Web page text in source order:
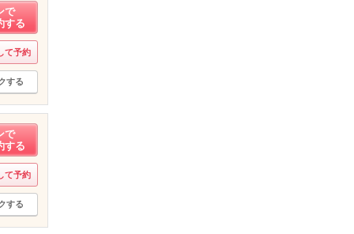
で
する
て予約
する
で
する
て予約
する